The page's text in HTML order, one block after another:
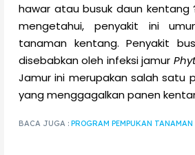
hawar atau busuk daun kentang
mengetahui, penyakit ini
tanaman kentang. Penyakit
disebabkan oleh infeksi jamur
Jamur ini merupakan salah satu
yang menggagalkan panen
BACA JUGA : PROGRAM PEMPUKAN